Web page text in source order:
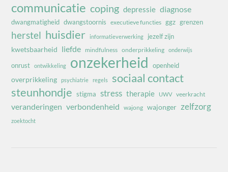
communicatie coping depressie diagnose
dwangmatigheid dwangstoornis executieve functies ggz grenzen
herstel huisdier informatieverwerking jezelf zijn
kwetsbaarheid liefde mindfulness onderprikkeling onderwijs
onrust ontwikkeling onzekerheid openheid
overprikkeling psychiatrie regels
sociaal contact
steunhondje stigma stress therapie UWV veerkracht
veranderingen verbondenheid wajong wajonger zelfzorg
zoektocht